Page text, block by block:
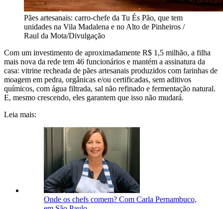
Pães artesanais: carro-chefe da Tu És Pão, que tem
unidades na Vila Madalena e no Alto de Pinheiros /
Raul da Mota/Divulgação
Com um investimento de aproximadamente R$ 1,5 milhão, a filha
mais nova da rede tem 46 funcionários e mantém a assinatura da
casa: vitrine recheada de pães artesanais produzidos com farinhas de
moagem em pedra, orgânicas e/ou certificadas, sem aditivos
químicos, com água filtrada, sal não refinado e fermentação natural.
E, mesmo crescendo, eles garantem que isso não mudará.
Leia mais:
Onde os chefs comem? Com Carla Pernambuco,